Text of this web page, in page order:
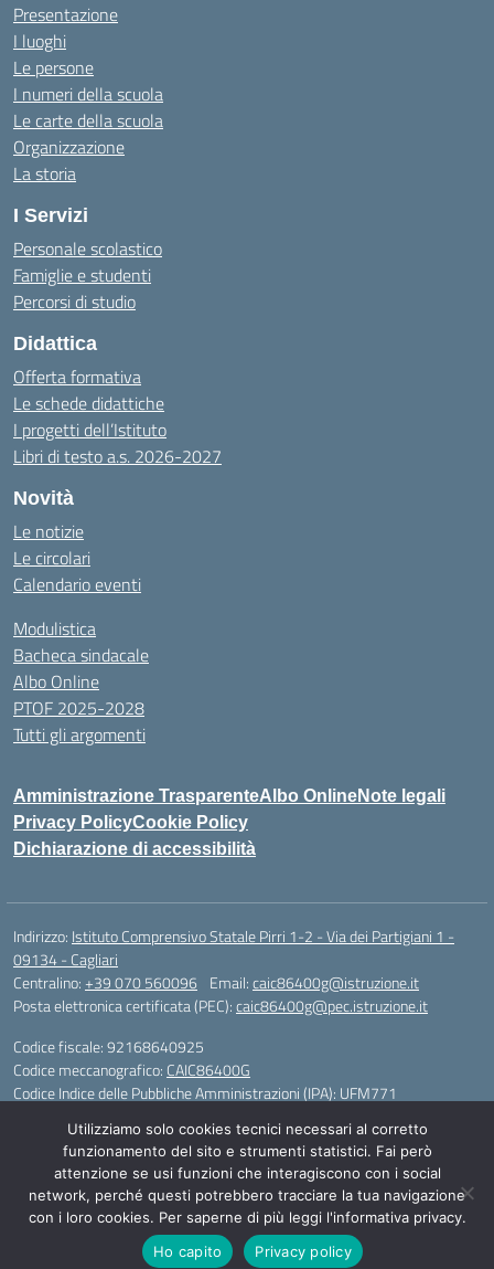
Presentazione
I luoghi
Le persone
I numeri della scuola
Le carte della scuola
Organizzazione
La storia
I Servizi
Personale scolastico
Famiglie e studenti
Percorsi di studio
Didattica
Offerta formativa
Le schede didattiche
I progetti dell’Istituto
Libri di testo a.s. 2026-2027
Novità
Le notizie
Le circolari
Calendario eventi
Modulistica
Bacheca sindacale
Albo Online
PTOF 2025-2028
Tutti gli argomenti
Amministrazione TrasparenteAlbo OnlineNote legali
Privacy PolicyCookie Policy
Dichiarazione di accessibilità
Indirizzo: Istituto Comprensivo Statale Pirri 1-2 - Via dei Partigiani 1 -
09134 - Cagliari
Centralino:+39 070 560096 Email:caic86400g@istruzione.it
Posta elettronica certificata (PEC):caic86400g@pec.istruzione.it
Codice fiscale: 92168640925
Codice meccanografico: CAIC86400G
Codice Indice delle Pubbliche Amministrazioni (IPA): UFM771
IBAN - IT 46 W 0101504808000070626497
Idea e progetto di Designers Italia
Utilizziamo solo cookies tecnici necessari al corretto
funzionamento del sito e strumenti statistici. Fai però
attenzione se usi funzioni che interagiscono con i social
network, perché questi potrebbero tracciare la tua navigazione
con i loro cookies. Per saperne di più leggi l'informativa privacy.
Ho capito
Privacy policy